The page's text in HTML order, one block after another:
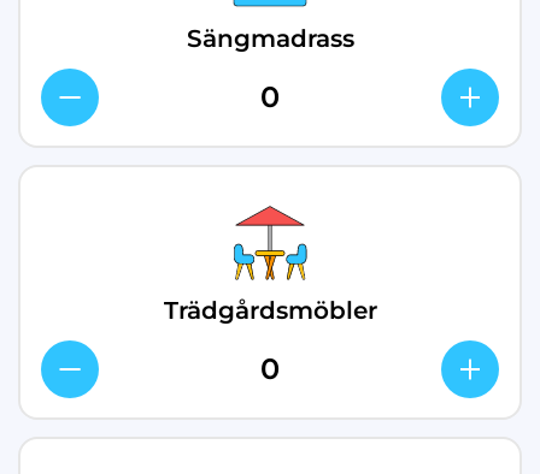
Sängmadrass
Trädgårdsmöbler